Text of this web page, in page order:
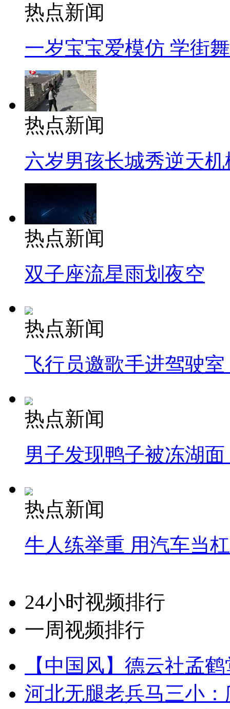
热点新闻
一岁宝宝爱模仿 学街
热点新闻
六岁男孩长城秀逆天机
热点新闻
双子座流星雨划夜空
热点新闻
飞行员邀歌手进驾驶
热点新闻
男子发现鸭子被冻湖
热点新闻
牛人练举重 用汽车当
24小时视频排行
一周视频排行
【中国风】德云社孟
河北无腿老兵马三小